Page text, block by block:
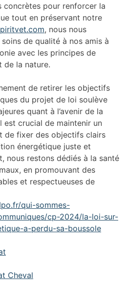
pour renforcer la
tout en préservant notre
, nous nous
de qualité à nos amis à
avec les principes de
de la nature.
de retirer les objectifs
du projet de loi soulève
quant à l’avenir de la
crucial de maintenir un
de fixer des objectifs clairs
énergétique juste et
nous restons dédiés à la santé
en promouvant des
et respectueuses de
qui-sommes-
cp-2024/la-loi-sur-
a-perdu-sa-boussole
Cheval